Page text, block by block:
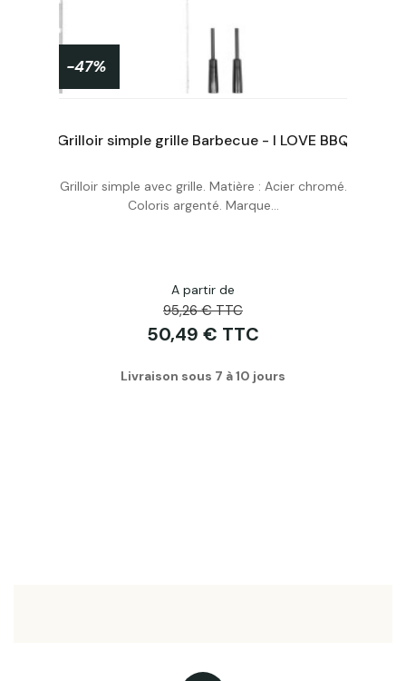
Acheter
-47%
Grilloir simple grille Barbecue - I LOVE BBQ
Grilloir simple avec grille. Matière : Acier chromé.
Coloris argenté. Marque...
A partir de
95,26 € TTC
50,49 € TTC
Livraison sous 7 à 10 jours